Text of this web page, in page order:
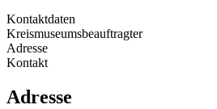
Kontaktdaten
Kreismuseumsbeauftragter
Adresse
Kontakt
Adresse